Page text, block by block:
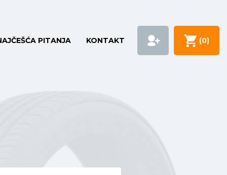
PITANJA KONTAKT (0)